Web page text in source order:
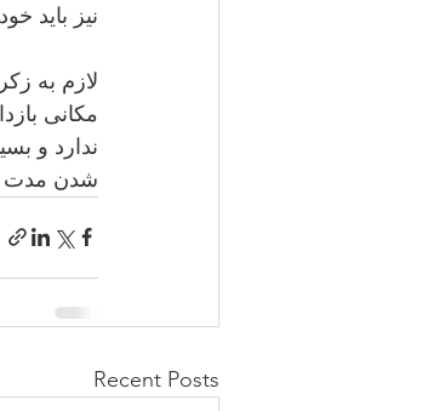
نیز باید
لازم به
شدن مدت بازداشت و
Recent Posts